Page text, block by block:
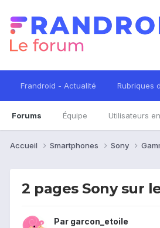
Frandroid - Actualité Rubriques
Forums Équipe Utilisateurs
Accueil Smartphones Sony
2 pages Sony sur
Par garcon_etoile